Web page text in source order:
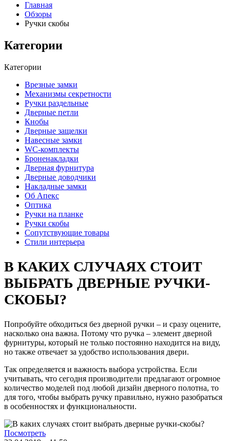
Главная
Обзоры
Ручки скобы
Категории
Категории
Врезные замки
Механизмы секретности
Ручки раздельные
Дверные петли
Кнобы
Дверные защелки
Навесные замки
WC-комплекты
Броненакладки
Дверная фурнитура
Дверные доводчики
Накладные замки
Об Апекс
Оптика
Ручки на планке
Ручки скобы
Сопутствующие товары
Стили интерьера
В КАКИХ СЛУЧАЯХ СТОИТ
ВЫБРАТЬ ДВЕРНЫЕ РУЧКИ-
СКОБЫ?
Попробуйте обходиться без дверной ручки – и сразу оцените,
насколько она важна. Потому что ручка – элемент дверной
фурнитуры, который не только постоянно находится на виду,
но также отвечает за удобство использования двери.
Так определяется и важность выбора устройства. Если
учитывать, что сегодня производители предлагают огромное
количество моделей под любой дизайн дверного полотна, то
для того, чтобы выбрать ручку правильно, нужно разобраться
в особенностях и функциональности.
Посмотреть